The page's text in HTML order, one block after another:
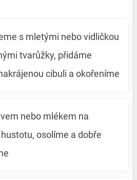
s mletými nebo vidličkou
tvarůžky, přidáme
cibuli a okořeníme
nebo mlékem na
osolíme a dobře